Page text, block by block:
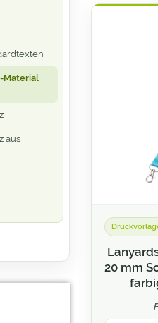
Material
aus
20 mm